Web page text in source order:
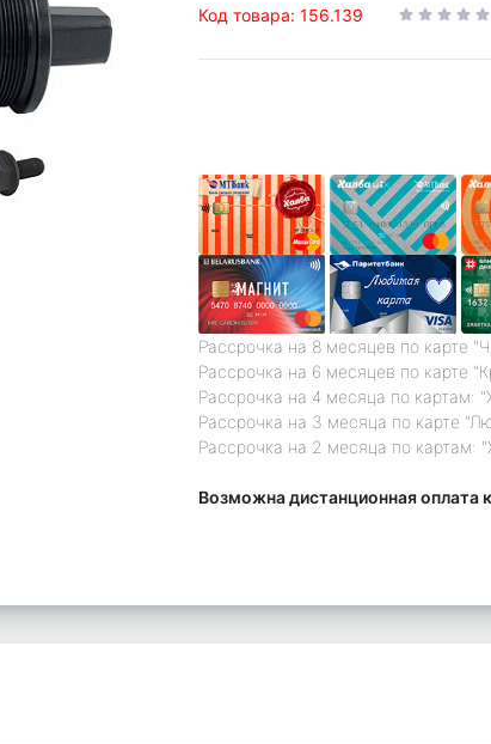
Код товара: 156.139
Рассрочка на 8 месяцев по карте
Рассрочка на 6 месяцев по карте
Рассрочка на 4 месяца по картам:
Рассрочка на 3 месяца по карте
Рассрочка на 2 месяца по картам:
Возможна дистанционная оплата